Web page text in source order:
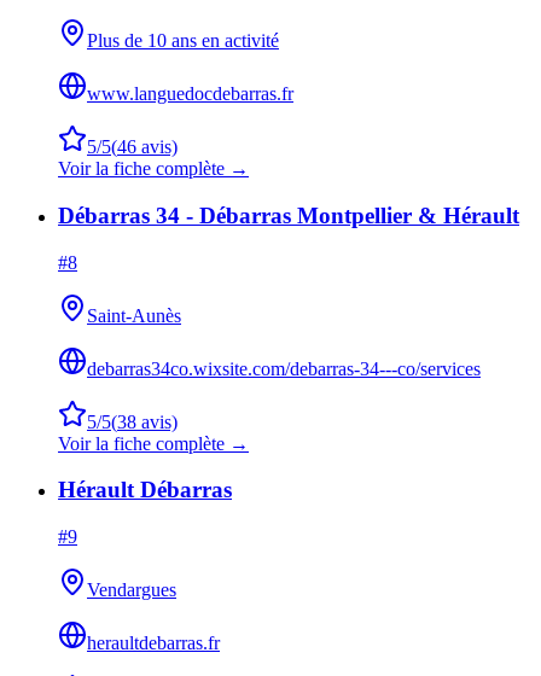
Plus de 10 ans en activité
www.languedocdebarras.fr
5/5(46 avis)
Voir la fiche complète →
Débarras 34 - Débarras Montpellier & Hérault
#8
Saint-Aunès
debarras34co.wixsite.com/debarras-34---co/services
5/5(38 avis)
Voir la fiche complète →
Hérault Débarras
#9
Vendargues
heraultdebarras.fr